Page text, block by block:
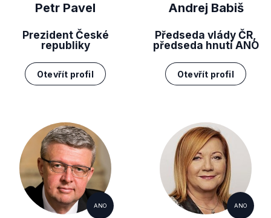
Petr Pavel
Prezident České
republiky
Otevřít profil
Andrej Babiš
Předseda vlády ČR,
předseda hnutí ANO
Otevřít profil
ANO ANO